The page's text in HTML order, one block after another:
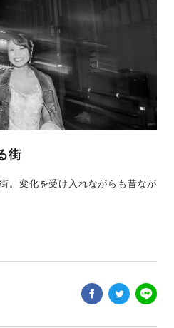
街
。変化を受け入れながらも昔なが